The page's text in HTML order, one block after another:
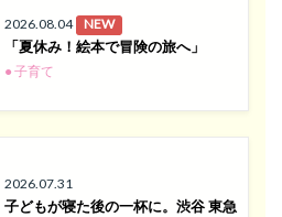
2026.08.04 NEW
「夏休み！絵本で冒険の旅へ」
● 子育て
2026.07.31
子どもが寝た後の一杯に。渋谷 東急